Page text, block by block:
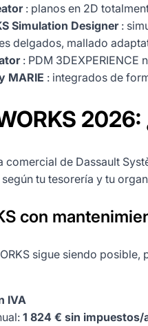
: planos en 2D
Simulation Designer:
delgados, mallado
: PDM
MARIE : integrados de
de Dassault
tu tesorería y tu
con
sigue siendo
IVA
1 824 € sin impuestos/